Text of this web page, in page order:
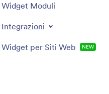
Widget Moduli
Integrazioni
Widget per Siti Web NEW